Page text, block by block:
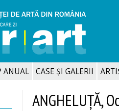
ANUAL CASE ȘI GALERII
ANGHELUȚĂ,